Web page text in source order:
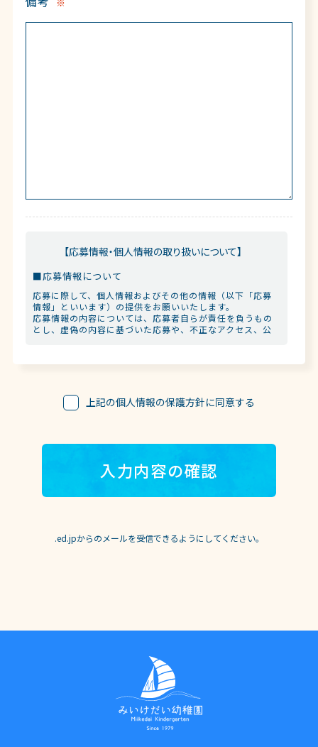
※
【応募情報・個人情報の取り扱いについて】
■応募情報について
応募に際して、個人情報およびその他の情報（以下「応募
情報」といいます）の提供をお願いいたします。
応募情報の内容については、応募者自らが責任を負うもの
とし、虚偽の内容に基づいた応募や、不正なアクセス、公
お預かりした応募情報、個人情報につきましては、厳重に
管理いたします。
■応募情報の利用
手続きに必要な範囲で利用し、法令で定められる場合、安
全管理処置を講じた委託先に業務委託をする場合をのぞ
き、ご本人の同意なく、第三者に提供したり、他の目的で
ア等と偶然に類似する可能性がございますが、その場合に
上記の個人情報の保護方針に同意する
.ed.jpからのメールを受信できるようにしてください。